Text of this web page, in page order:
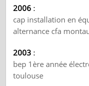
2006 :
cap installation en
alternance cfa
2003 :
bep 1ère année
toulouse